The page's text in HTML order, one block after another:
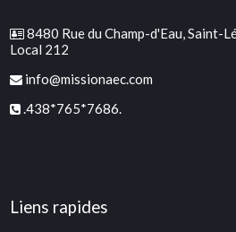
8480 Rue du Champ-d'Eau, Saint-
Local 212
info@missionaec.com
.438*765*7686.
Liens rapides